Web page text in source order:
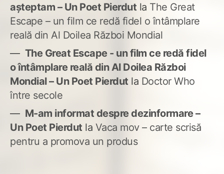
așteptam – Un Poet Pierdut la The Great
Escape – un film ce redă fidel o întâmplare
reală din Al Doilea Război Mondial
The Great Escape - un film ce redă fidel
o întâmplare reală din Al Doilea Război
Mondial – Un Poet Pierdut la Doctor Who
între secole
M-am informat despre dezinformare –
Un Poet Pierdut la Vaca mov – carte scrisă
pentru a promova un produs